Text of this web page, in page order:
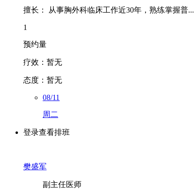
擅长： 从事胸外科临床工作近30年，熟练掌握普...
1
预约量
疗效： 暂无
态度： 暂无
08/11
周二
登录查看排班
樊盛军
副主任医师